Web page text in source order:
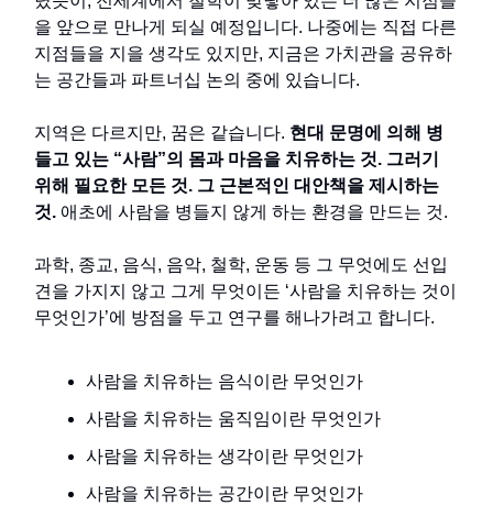
을 앞으로 만나게 되실 예정입니다. 나중에는 직접 다른
지점들을 지을 생각도 있지만, 지금은 가치관을 공유하
는 공간들과 파트너십 논의 중에 있습니다.
지역은 다르지만, 꿈은 같습니다. 현대 문명에 의해 병
들고 있는 “사람”의 몸과 마음을 치유하는 것. 그러기
위해 필요한 모든 것. 그 근본적인 대안책을 제시하는
것. 애초에 사람을 병들지 않게 하는 환경을 만드는 것.
과학, 종교, 음식, 음악, 철학, 운동 등 그 무엇에도 선입
견을 가지지 않고 그게 무엇이든 ‘사람을 치유하는 것이
무엇인가’에 방점을 두고 연구를 해나가려고 합니다.
사람을 치유하는 음식이란 무엇인가
사람을 치유하는 움직임이란 무엇인가
사람을 치유하는 생각이란 무엇인가
사람을 치유하는 공간이란 무엇인가